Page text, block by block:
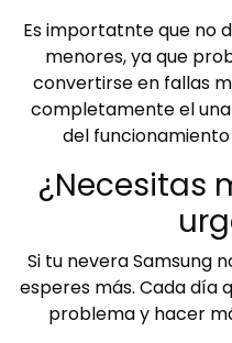
Es importatnte que no
menores, ya que
convertirse en fallas
completamente el
del
¿Necesitas
Si tu nevera Samsung
esperes más. Cada día
problema y hacer